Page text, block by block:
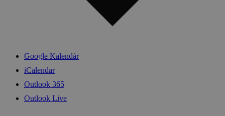
Google Kalendár
iCalendar
Outlook 365
Outlook Live